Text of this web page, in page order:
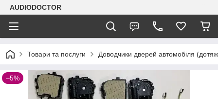
AUDIODOCTOR
Товари та послуги Доводчики дверей автомобіля
–5%